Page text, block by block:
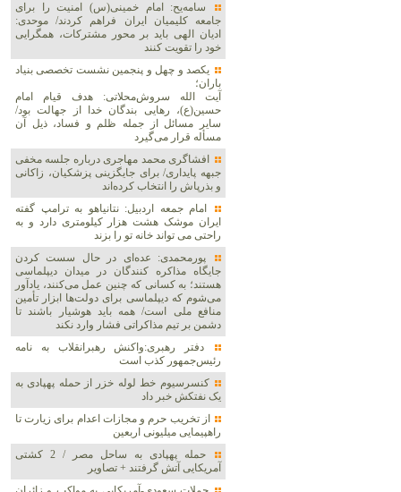
سامه‌یح: امام خمینی(س) امنیت را برای
جامعه کلیمیان ایران فراهم کردند/ موحدی:
ادیان الهی باید بر محور مشترکات، همگرایی
خود را تقویت کنند
یکصد و چهل و پنجمین نشست تخصصی بنیاد
باران؛
آیت الله سروش‌محلاتی: هدف قیام امام
حسین(ع)، رهایی بندگان خدا از جهالت بود/
سایر مسائل از جمله ظلم و فساد، ذیل آن
مسأله قرار می‌گیرد
افشاگری محمد مهاجری درباره جلسه مخفی
جبهه پایداری/ برای جایگزینی پزشکیان، زاکانی
و بذرپاش را انتخاب کرده‌اند
امام جمعه اردبیل: نتانیاهو به ترامپ گفته
ایران موشک هشت هزار کیلومتری دارد و به
راحتی می تواند خانه تو را بزند
پورمحمدی: عده‌ای در حال سست کردن
جایگاه مذاکره کنندگان در میدان دیپلماسی
هستند؛ به کسانی که چنین عمل می‌کنند، یادآور
می‌شوم که دیپلماسی برای دولت‌ها ابزار تأمین
منافع ملی است/ همه باید هوشیار باشند تا
دشمن بر تیم مذاکراتی فشار وارد نکند
دفتر رهبری:واکنش رهبرانقلاب به نامه
رئیس‌جمهور کذب است
کنسرسیوم خط لوله خزر از حمله پهپادی به
یک نفتکش خبر داد
از تخریب حرم و مجازات اعدام برای زیارت تا
راهپیمایی میلیونی اربعین
حمله پهپادی به ساحل مصر / 2 کشتی
آمریکایی آتش گرفتند + تصاویر